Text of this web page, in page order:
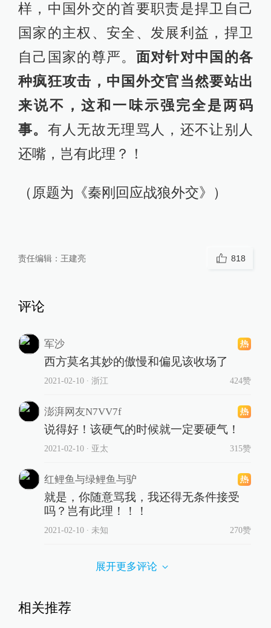
样，中国外交的首要职责是捍卫自己
国家的主权、安全、发展利益，捍卫
自己国家的尊严。 面对针对中国的各
种疯狂攻击，中国外交官当然要站出
来说不，这和一味示强完全是两码
事。 有人无故无理骂人，还不让别人
还嘴，岂有此理？！
（原题为《秦刚回应战狼外交》）
责任编辑： 王建亮 818
评论
军沙
西方莫名其妙的傲慢和偏见该收场了
2021-02-10∙ 浙江 424赞
澎湃网友N7VV7f
说得好！该硬气的时候就一定要硬气！
2021-02-10∙ 亚太 315赞
红鲤鱼与绿鲤鱼与驴
就是，你随意骂我，我还得无条件接受
吗？岂有此理！！！
2021-02-10∙ 未知 270赞
展开更多评论
相关推荐